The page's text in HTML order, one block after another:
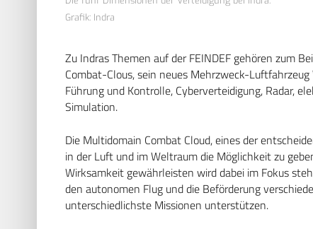
Grafik: Indra
Zu Indras Themen auf der FEINDEF gehören zum
Combat-Clous, sein neues Mehrzweck-
Führung und Kontrolle, Cyberverteidigung, Radar,
Simulation.
Die Multidomain Combat Cloud, eines der
in der Luft und im Weltraum die Möglichkeit zu
Wirksamkeit gewährleisten wird dabei im Fokus
den autonomen Flug und die Beförderung
unterschiedlichste Missionen unterstützen.